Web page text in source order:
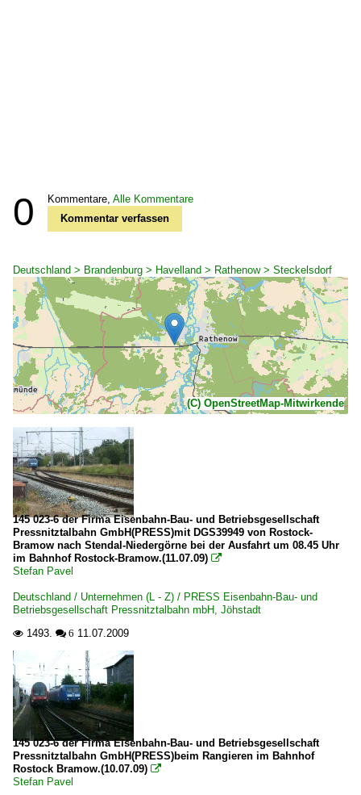
0 Kommentare, Alle Kommentare
Kommentar verfassen
Deutschland > Brandenburg > Havelland > Rathenow > Steckelsdorf
(C) OpenStreetMap-Mitwirkende
145 023-6 der Firma Eisenbahn-Bau- und Betriebsgesellschaft
Pressnitztalbahn GmbH(PRESS)mit DGS39949 von Rostock-
Bramow nach Stendal-Niedergörne bei der Ausfahrt um 08.45 Uhr
im Bahnhof Rostock-Bramow.(11.07.09) 
Stefan Pavel
Deutschland / Unternehmen (L - Z) / PRESS Eisenbahn-Bau- und
Betriebsgesellschaft Pressnitztalbahn mbH, Jöhstadt
 1493.  6 11.07.2009
145 023-6 der Firma Eisenbahn-Bau- und Betriebsgesellschaft
Pressnitztalbahn GmbH(PRESS)beim Rangieren im Bahnhof
Rostock Bramow.(10.07.09) 
Stefan Pavel